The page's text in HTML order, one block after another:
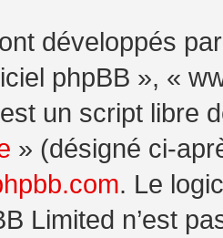
développés
phpBB », «
un script libre
» (désigné ci-
. Le
Limited n’est